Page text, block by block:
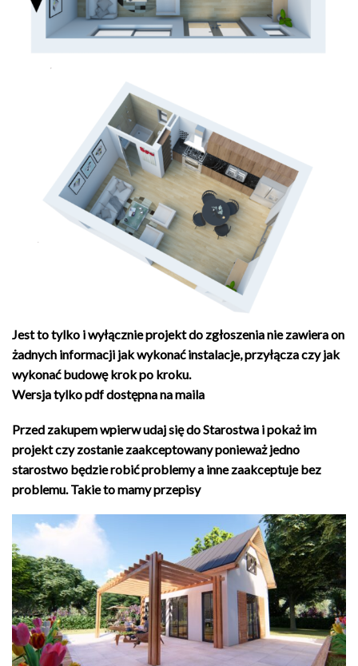
Jest to tylko i wyłącznie projekt do zgłoszenia nie zawiera on
żadnych informacji jak wykonać instalacje, przyłącza czy jak
wykonać budowę krok po kroku.
Wersja tylko pdf dostępna na maila
Przed zakupem wpierw udaj się do Starostwa i pokaż im
projekt czy zostanie zaakceptowany ponieważ jedno
starostwo będzie robić problemy a inne zaakceptuje bez
problemu. Takie to mamy przepisy